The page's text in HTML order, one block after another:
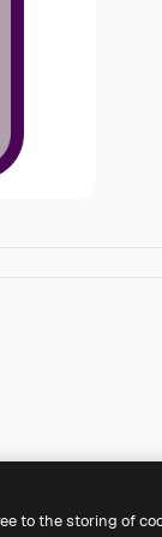
to the storing of